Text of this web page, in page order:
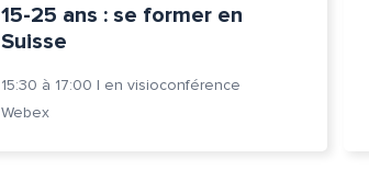
15-25 ans : se former en
Suisse
15:30 à 17:00 | en visioconférence
Webex